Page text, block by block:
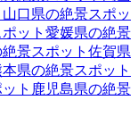
山口県の絶景スポッ
ット 愛媛県の絶景
景スポット 佐賀県
県の絶景スポット
ト 鹿児島県の絶景